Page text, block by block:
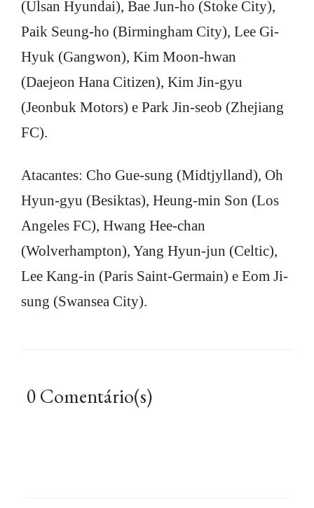
(Ulsan Hyundai), Bae Jun-ho (Stoke City),
Paik Seung-ho (Birmingham City), Lee Gi-
Hyuk (Gangwon), Kim Moon-hwan
(Daejeon Hana Citizen), Kim Jin-gyu
(Jeonbuk Motors) e Park Jin-seob (Zhejiang
FC).
Atacantes: Cho Gue-sung (Midtjylland), Oh
Hyun-gyu (Besiktas), Heung-min Son (Los
Angeles FC), Hwang Hee-chan
(Wolverhampton), Yang Hyun-jun (Celtic),
Lee Kang-in (Paris Saint-Germain) e Eom Ji-
sung (Swansea City).
0 Comentário(s)